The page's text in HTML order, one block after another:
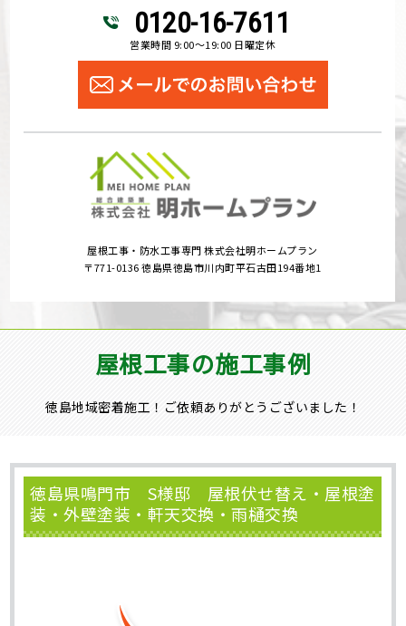
0120-16-7611
営業時間 9:00～19:00 日曜定休
屋根工事・防水工事専門 株式会社明ホームプラン
〒771-0136 徳島県徳島市川内町平石古田194番地1
屋根工事の施工事例
徳島地域密着施工！ご依頼ありがとうございました！
徳島県鳴門市 S様邸 屋根伏せ替え・屋根塗
装・外壁塗装・軒天交換・雨樋交換